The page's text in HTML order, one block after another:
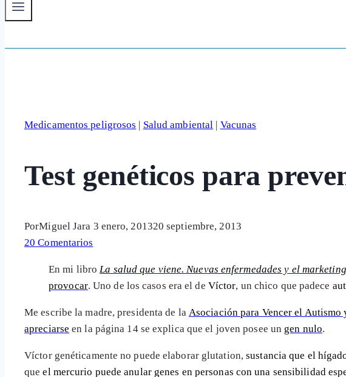
Medicamentos peligrosos | Salud ambiental | Vacunas
Test genéticos para
PorMiguel Jara 3 enero, 201320 septiembre, 2013
20 Comentarios
En mi libro La salud que viene. Nuevas enfermedades y el
provocar. Uno de los casos era el de Víctor, un chico que padece
Me escribe la madre, presidenta de la Asociación para Vencer el
apreciarse en la página 14 se explica que el joven posee un gen nulo.
Víctor genéticamente no puede elaborar glutation,sustancia que el
queel mercurio puede anular genes en personas con una sensibilidad